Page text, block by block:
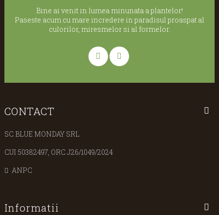
Bine ai venit in lumea minunata a plantelor!
Paseste acum cu mare incredere in paradisul proaspat al
culorilor, miresmelor si al formelor.
CONTACT
SC BLUE MONDAY SRL
CUI 50382497, ORC J26/1049/2024
ANPC
Informatii